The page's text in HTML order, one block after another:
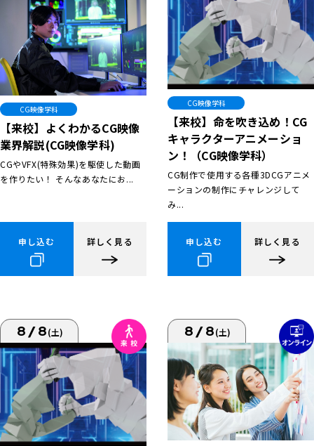
CG映像学科
【来校】よくわかるCG映像
業界解説(CG映像学科)
CGやVFX(特殊効果)を駆使した動画
を作りたい！ そんなあなたにお...
申し込む 詳しく見る
CG映像学科
【来校】命を吹き込め！CG
キャラクターアニメーショ
ン！（CG映像学科）
CG制作で使用する各種3DCGアニメ
ーションの制作にチャレンジして
み...
申し込む 詳しく見る
8/8(土) 8/8(土)